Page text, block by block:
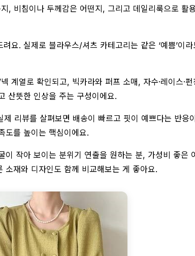
, 비침이나 두께감은 어떤지, 그리고 데일리룩으로 활
. 실제로 블라우스/셔츠 카테고리는 같은 ‘예쁨’이
계열로 확인되고, 빅카라와 퍼프 소매, 자수·레이스·
산뜻한 인상을 주는 구성이에요.
리뷰를 살펴보면 배송이 빠르고 핏이 예쁘다는 반응
도를 높이는 핵심이에요.
작아 보이는 분위기 연출을 원하는 분, 가성비 좋은
재와 디자인도 함께 비교해보는 게 좋아요.